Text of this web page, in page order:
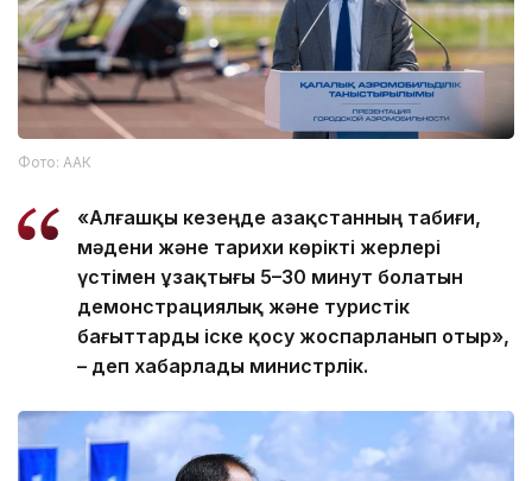
Фото: ААК
«Алғашқы кезеңде Қазақстанның табиғи,
мәдени және тарихи көрікті жерлері
үстімен ұзақтығы 5–30 минут болатын
демонстрациялық және туристік
бағыттарды іске қосу жоспарланып отыр»,
– деп хабарлады министрлік.